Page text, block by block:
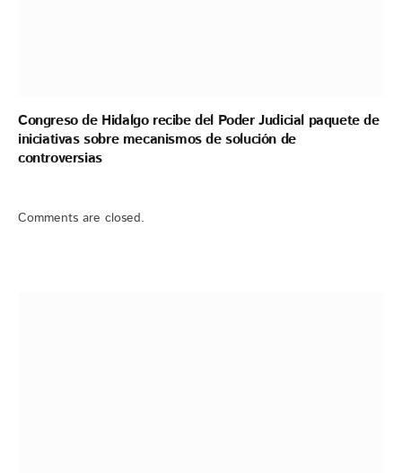
Congreso de Hidalgo recibe del Poder Judicial paquete de
iniciativas sobre mecanismos de solución de
controversias
Comments are closed.